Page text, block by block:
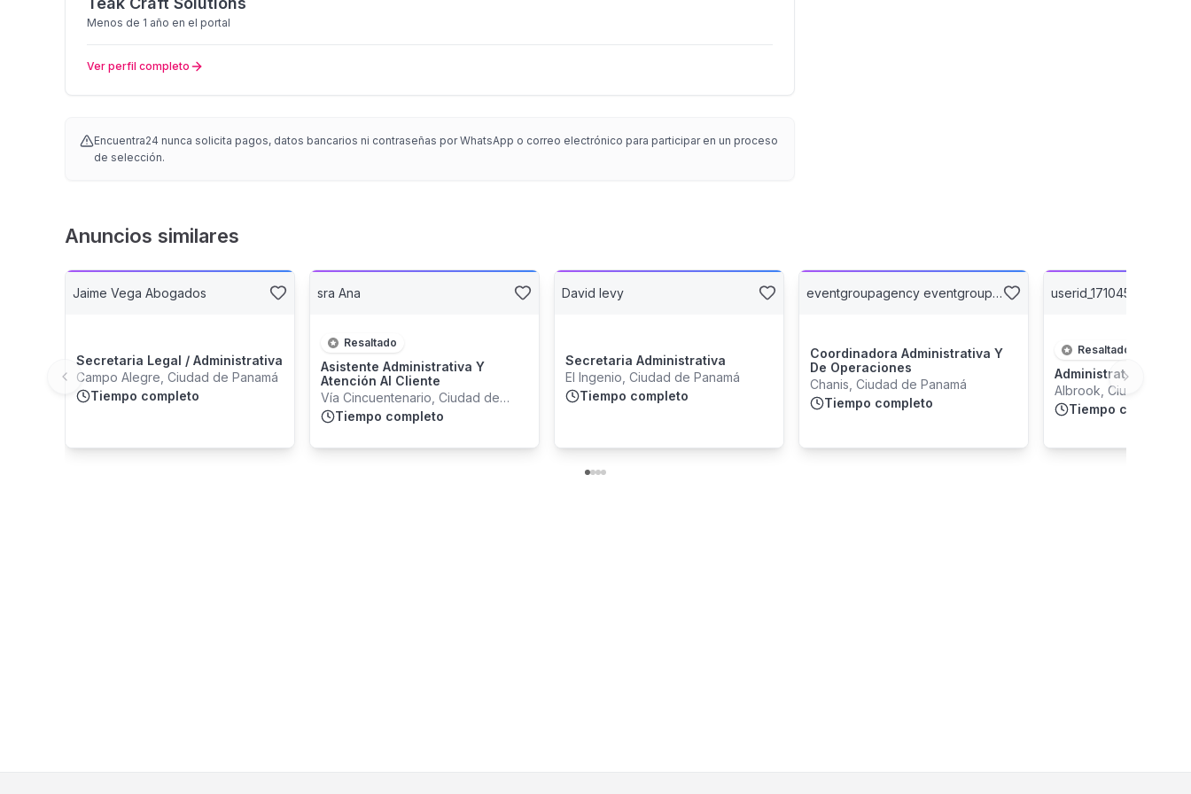
Menos de 1 año en el portal
Ver perfil completo
Encuentra24 nunca solicita pagos, datos bancarios ni contraseñas por WhatsApp o correo electrónico para participar en un proceso
de selección.
Anuncios similares
Jaime Vega Abogados
Secretaria Legal / Administrativa
Campo Alegre, Ciudad de Panamá
Tiempo completo
sra Ana
Resaltado
Asistente Administrativa Y
Atención Al Cliente
Vía Cincuentenario, Ciudad de
Panamá
Tiempo completo
David levy
Secretaria Administrativa
El Ingenio, Ciudad de Panamá
Tiempo completo
eventgroupagency eventgroupagency
Coordinadora Administrativa Y
De Operaciones
Chanis, Ciudad de Panamá
Tiempo completo
userid_17104538
Resaltado
Administrativo
Albrook, Ciudad de
Tiempo completo
Previous slide Next slide